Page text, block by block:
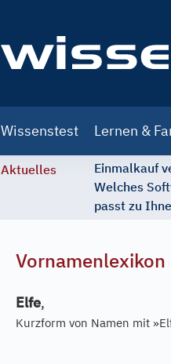
navigation
Wissenstest Lernen &
Aktuelles
Einmalkauf
Welches
passt zu
Vornamenlexikon
Elfe,
Kurzform von Namen mit